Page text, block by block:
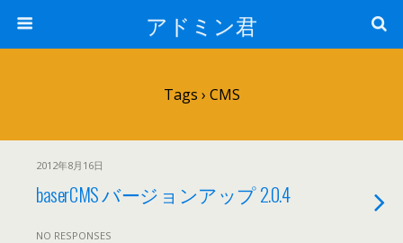
アドミン君
Tags › CMS
2012年8月16日
baserCMS バージョンアップ 2.0.4
NO RESPONSES